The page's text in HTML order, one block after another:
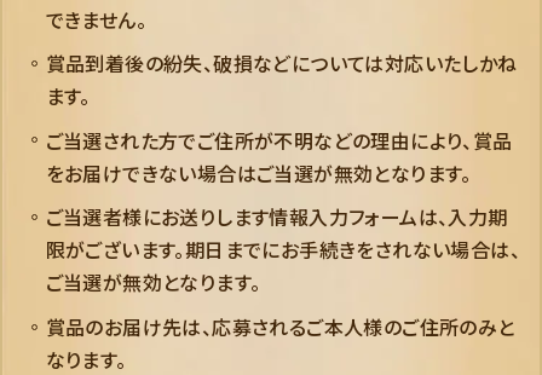
できません。
賞品到着後の紛失、破損などについては対応いたしかね
ます。
ご当選された方でご住所が不明などの理由により、賞品
をお届けできない場合はご当選が無効となります。
ご当選者様にお送りします情報入力フォームは、入力期
限がございます。期日までにお手続きをされない場合は、
ご当選が無効となります。
賞品のお届け先は、応募されるご本人様のご住所のみと
なります。